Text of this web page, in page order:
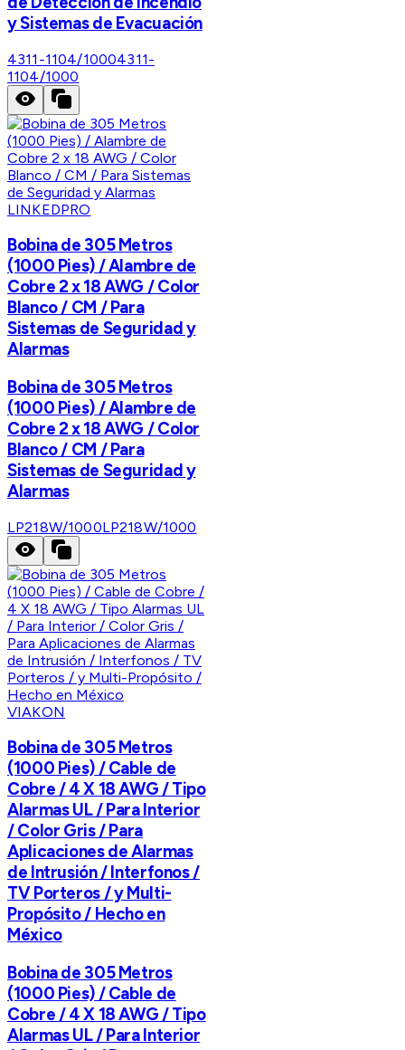
y Sistemas de Evacuación
4311-1104/10004311-
1104/1000
LINKEDPRO
Bobina de 305 Metros
(1000 Pies) / Alambre de
Cobre 2 x 18 AWG / Color
Blanco / CM / Para
Sistemas de Seguridad y
Alarmas
Bobina de 305 Metros
(1000 Pies) / Alambre de
Cobre 2 x 18 AWG / Color
Blanco / CM / Para
Sistemas de Seguridad y
Alarmas
LP218W/1000LP218W/1000
VIAKON
Bobina de 305 Metros
(1000 Pies) / Cable de
Cobre / 4 X 18 AWG / Tipo
Alarmas UL / Para Interior
/ Color Gris / Para
Aplicaciones de Alarmas
de Intrusión / Interfonos /
TV Porteros / y Multi-
Propósito / Hecho en
México
Bobina de 305 Metros
(1000 Pies) / Cable de
Cobre / 4 X 18 AWG / Tipo
Alarmas UL / Para Interior